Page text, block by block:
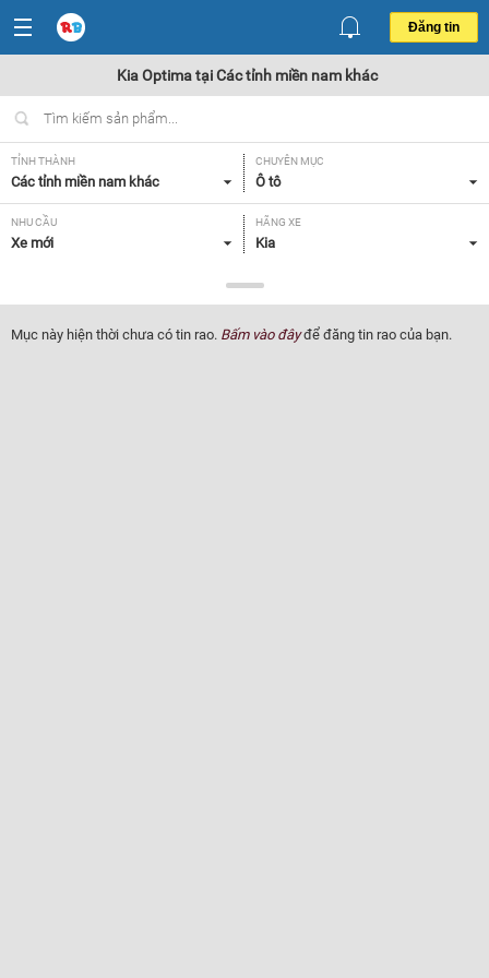
Đăng tin
Kia Optima tại Các tỉnh miền nam khác
TỈNH THÀNH
Các tỉnh miền nam khác
CHUYÊN MỤC
Ô tô
NHU CẦU
Xe mới
HÃNG XE
Kia
Optima
NĂM SẢN XUẤT
Tất cả
GIÁ XE XUẤT XỨ
Mục này hiện thời chưa có tin rao. Bấm vào đâyđể đăng tin rao của bạn.